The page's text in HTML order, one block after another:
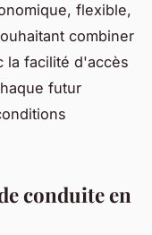
flexible,
combiner
la facilité d'accès
futur
conduite en